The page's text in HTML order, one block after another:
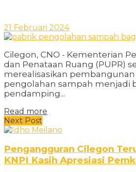
21 Februari 2024
Cilegon, CNO - Kementerian
dan Penataan Ruang (PUPR)
merealisasikan
pengolahan sampah menjadi
pendamping...
Read more
Next Post
Pengangguran Cilegon
KNPI Kasih Apresiasi